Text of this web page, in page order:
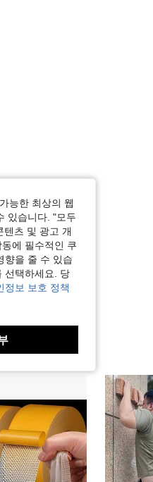
능한 최상의 웹
있습니다. "모두
츠 및 광고 개
에 필수적인 쿠
향을 줄 수 있습
선택하세요. 당
정보 보호 정책